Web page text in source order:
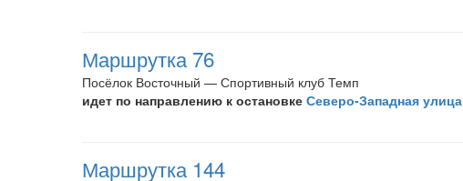
Маршрутка 76
Посёлок Восточный — Спортивный клуб Темп
идет по направлению к остановке Северо-Западная улица
Маршрутка 144